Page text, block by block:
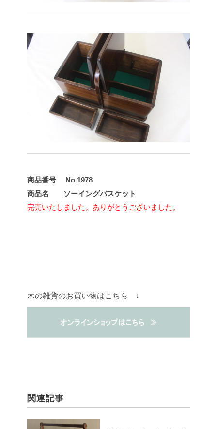
商品番号 No.1978
商品名 ソーイングバスケット
完売いたしました。ありがとうございました。
木の雑貨のお買い物はこちら ↓
関連記事